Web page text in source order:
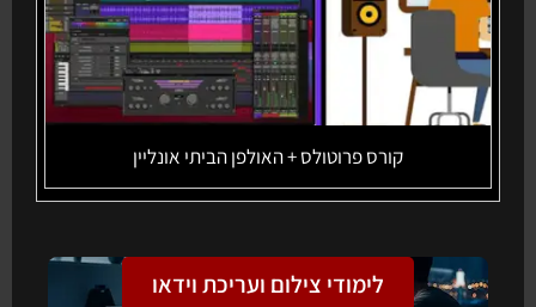
קורס פרוטולס + האולפן הביתי אונליין
לימודי צילום ועריכת וידאו